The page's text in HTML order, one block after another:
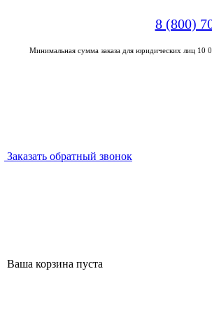
8 (800)
Минимальная сумма заказа для юридических лиц 10
Заказать обратный звонок
Ваша корзина пуста